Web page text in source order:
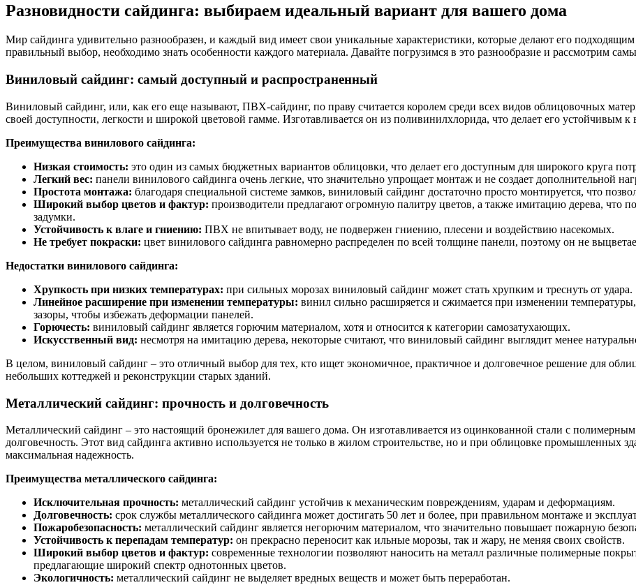
Разновидности сайдинга: выбираем идеальный вариант для вашего дома
Мир сайдинга удивительно разнообразен, и каждый вид имеет свои уникальные характеристики, которые делают его
правильный выбор, необходимо знать особенности каждого материала. Давайте погрузимся в это разнообразие и рассмотрим
Виниловый сайдинг: самый доступный и распространенный
Виниловый сайдинг, или, как его еще называют, ПВХ-сайдинг, по праву считается королем среди всех видов облицовочных
своей доступности, легкости и широкой цветовой гамме. Изготавливается он из поливинилхлорида, что делает его устойчивым
Преимущества винилового сайдинга:
Низкая стоимость: это один из самых бюджетных вариантов облицовки, что делает его доступным для широкого круга
Легкий вес: панели винилового сайдинга очень легкие, что значительно упрощает монтаж и не создает дополнительной
Простота монтажа: благодаря специальной системе замков, виниловый сайдинг достаточно просто монтируется, что
Широкий выбор цветов и фактур: производители предлагают огромную палитру цветов, а также имитацию дерева, что
задумки.
Устойчивость к влаге и гниению: ПВХ не впитывает воду, не подвержен гниению, плесени и воздействию насекомых.
Не требует покраски: цвет винилового сайдинга равномерно распределен по всей толщине панели, поэтому он не
Недостатки винилового сайдинга:
Хрупкость при низких температурах: при сильных морозах виниловый сайдинг может стать хрупким и треснуть от удара.
Линейное расширение при изменении температуры: винил сильно расширяется и сжимается при изменении
зазоры, чтобы избежать деформации панелей.
Горючесть: виниловый сайдинг является горючим материалом, хотя и относится к категории самозатухающих.
Искусственный вид: несмотря на имитацию дерева, некоторые считают, что виниловый сайдинг выглядит менее
В целом, виниловый сайдинг – это отличный выбор для тех, кто ищет экономичное, практичное и долговечное решение для
небольших коттеджей и реконструкции старых зданий.
Металлический сайдинг: прочность и долговечность
Металлический сайдинг – это настоящий бронежилет для вашего дома. Он изготавливается из оцинкованной стали с
долговечность. Этот вид сайдинга активно используется не только в жилом строительстве, но и при облицовке промышленных
максимальная надежность.
Преимущества металлического сайдинга:
Исключительная прочность: металлический сайдинг устойчив к механическим повреждениям, ударам и деформациям.
Долговечность: срок службы металлического сайдинга может достигать 50 лет и более, при правильном монтаже и
Пожаробезопасность: металлический сайдинг является негорючим материалом, что значительно повышает пожарную
Устойчивость к перепадам температур: он прекрасно переносит как ильные морозы, так и жару, не меняя своих свойств.
Широкий выбор цветов и фактур: современные технологии позволяют наносить на металл различные полимерные
предлагающие широкий спектр однотонных цветов.
Экологичность: металлический сайдинг не выделяет вредных веществ и может быть переработан.